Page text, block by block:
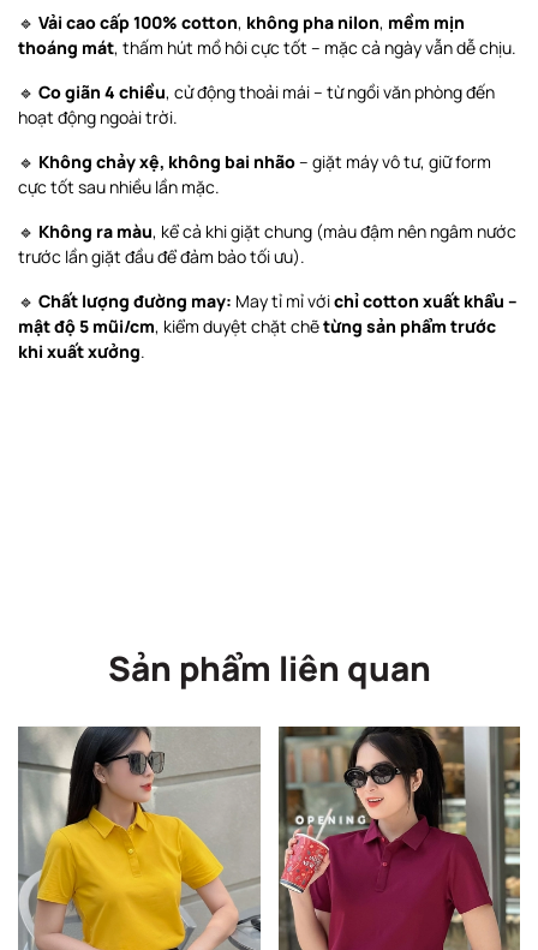
🔹 Vải cao cấp 100% cotton, không pha nilon, mềm mịn
thoáng mát, thấm hút mồ hôi cực tốt – mặc cả ngày vẫn dễ chịu.
🔹 Co giãn 4 chiều, cử động thoải mái – từ ngồi văn phòng đến
hoạt động ngoài trời.
🔹 Không chảy xệ, không bai nhão– giặt máy vô tư, giữ form
cực tốt sau nhiều lần mặc.
🔹 Không ra màu, kể cả khi giặt chung (màu đậm nên ngâm nước
trước lần giặt đầu để đảm bảo tối ưu).
🔹 Chất lượng đường may: May tỉ mỉ vớichỉ cotton xuất khẩu –
mật độ 5 mũi/cm, kiểm duyệt chặt chẽtừng sản phẩm trước
khi xuất xưởng.
Sản phẩm liên quan